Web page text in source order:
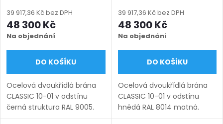
(šířka 1200–6000 mm,
výška 1000–1950 mm),
černá struktura RAL 9005
39 917,36 Kč bez DPH
48 300 Kč
Na objednání
DO KOŠÍKU
Ocelová dvoukřídlá brána
CLASSIC 10-01 v odstínu
černá struktura RAL 9005.
Bezúdržbová ocel (žárový
(šířka 1200–6000 mm,
výška 1000–1950 mm),
hnědá RAL 8014 matná
39 917,36 Kč bez DPH
48 300 Kč
Na objednání
DO KOŠÍKU
Ocelová dvoukřídlá brána
CLASSIC 10-01 v odstínu
hnědá RAL 8014 matná.
Bezúdržbová ocel (žárový